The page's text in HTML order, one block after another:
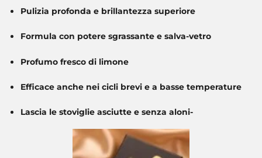
Pulizia profonda e brillantezza superiore
Formula con potere sgrassante e salva-vetro
Profumo fresco di limone
Efficace anche nei cicli brevi e a basse temperature
Lascia le stoviglie asciutte e senza aloni-